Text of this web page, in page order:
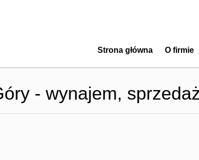
Strona główna O firmie
- wynajem,